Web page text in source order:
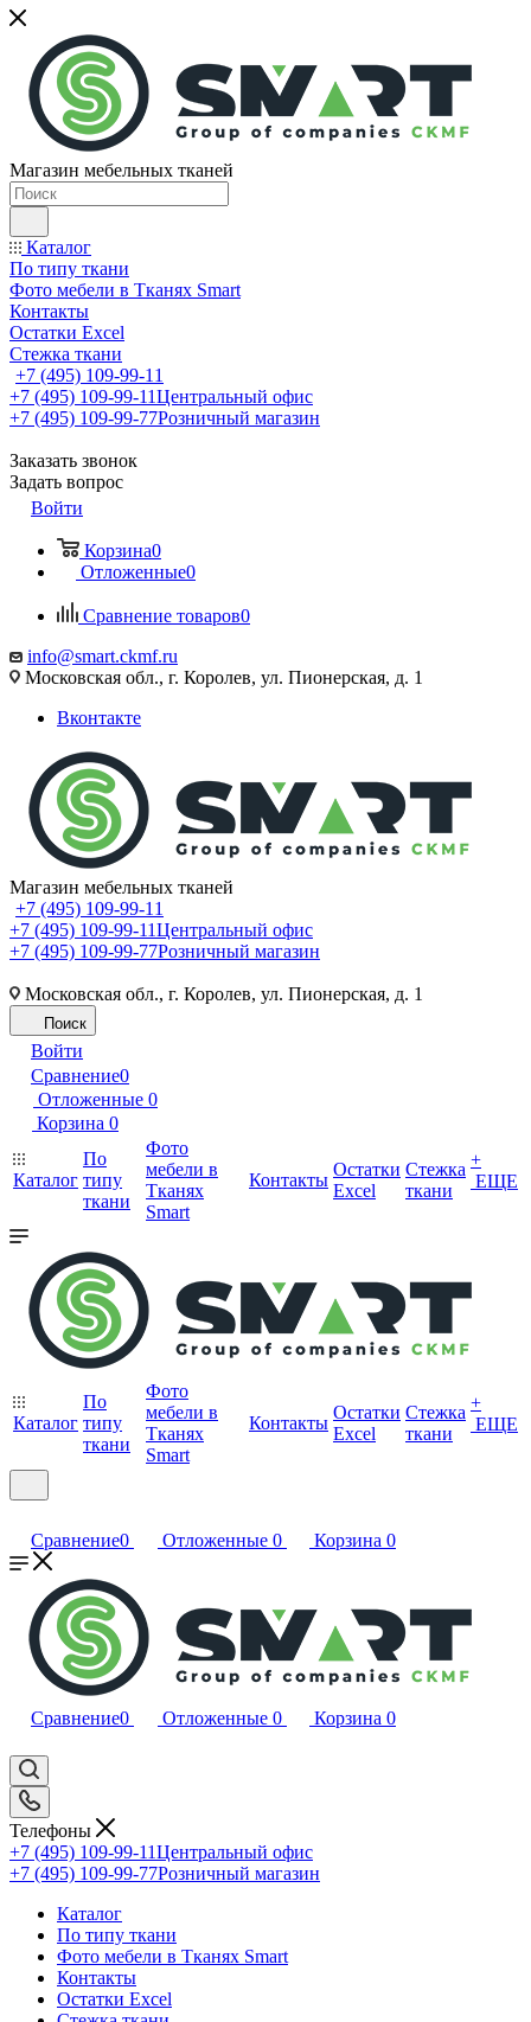
Магазин мебельных тканей
Каталог
По типу ткани
Фото мебели в Тканях Smart
Контакты
Остатки Excel
Стежка ткани
+7 (495) 109-99-11
+7 (495) 109-99-11Центральный офис
+7 (495) 109-99-77Розничный магазин
Заказать звонок
Задать вопрос
Войти
Корзина0
Отложенные0
Сравнение товаров0
info@smart.ckmf.ru
Московская обл., г. Королев, ул. Пионерская, д. 1
Вконтакте
Магазин мебельных тканей
+7 (495) 109-99-11
+7 (495) 109-99-11Центральный офис
+7 (495) 109-99-77Розничный магазин
Московская обл., г. Королев, ул. Пионерская, д. 1
Поиск
Войти
Сравнение0
Отложенные 0
Корзина 0
Каталог
По
типу
ткани
Фото
мебели в
Тканях
Smart
Контакты
Остатки
Excel
Стежка
ткани
+
ЕЩЕ
Каталог
По
типу
ткани
Фото
мебели в
Тканях
Smart
Контакты
Остатки
Excel
Стежка
ткани
+
ЕЩЕ
Сравнение0 Отложенные 0 Корзина 0
Сравнение0 Отложенные 0 Корзина 0
Телефоны
+7 (495) 109-99-11Центральный офис
+7 (495) 109-99-77Розничный магазин
Каталог
По типу ткани
Фото мебели в Тканях Smart
Контакты
Остатки Excel